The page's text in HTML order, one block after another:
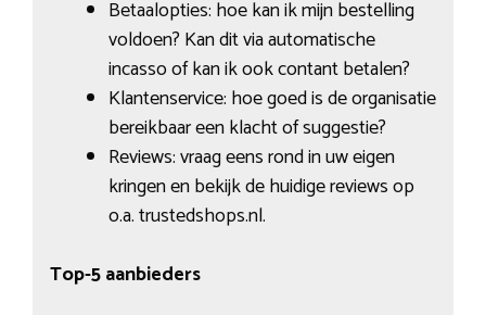
Betaalopties: hoe kan ik mijn bestelling
voldoen? Kan dit via automatische
incasso of kan ik ook contant betalen?
Klantenservice: hoe goed is de organisatie
bereikbaar een klacht of suggestie?
Reviews: vraag eens rond in uw eigen
kringen en bekijk de huidige reviews op
o.a. trustedshops.nl.
Top-5 aanbieders